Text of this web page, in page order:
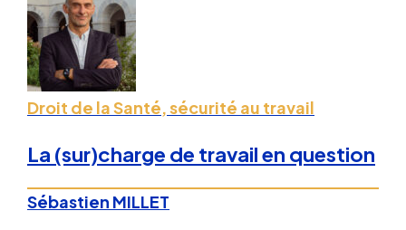
Droit de la Santé, sécurité au travail
La (sur)charge de travail en question
Sébastien MILLET